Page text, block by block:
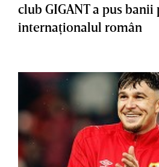
club GIGANT a pus
internaţionalul român